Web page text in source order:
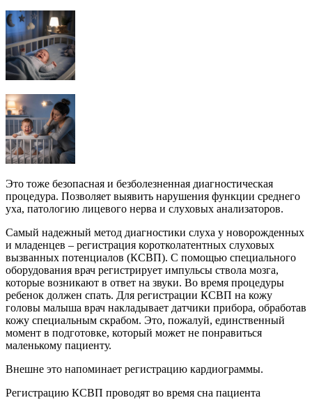
Это тоже безопасная и безболезненная диагностическая
процедура. Позволяет выявить нарушения функции среднего
уха, патологию лицевого нерва и слуховых анализаторов.
Самый надежный метод диагностики слуха у новорожденных
и младенцев – регистрация коротколатентных слуховых
вызванных потенциалов (КСВП). С помощью специального
оборудования врач регистрирует импульсы ствола мозга,
которые возникают в ответ на звуки. Во время процедуры
ребенок должен спать. Для регистрации КСВП на кожу
головы малыша врач накладывает датчики прибора, обработав
кожу специальным скрабом. Это, пожалуй, единственный
момент в подготовке, который может не понравиться
маленькому пациенту.
Внешне это напоминает регистрацию кардиограммы.
Регистрацию КСВП проводят во время сна пациента